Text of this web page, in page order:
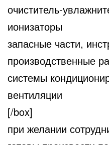
очиститель-
ионизаторы
запасные части,
производственные
системы
вентиляции
[/box]
при желании